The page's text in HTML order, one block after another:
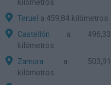
kilómetros
Teruel a 459,84 kilómetros
Castellón a 496,33
kilómetros
Zamora a 503,91
kilómetros